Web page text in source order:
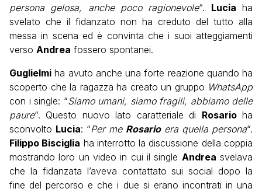
persona gelosa, anche poco ragionevole“. Lucia ha
svelato che il fidanzato non ha creduto del tutto alla
messa in scena ed è convinta che i suoi atteggiamenti
verso Andrea fossero spontanei.
Guglielmi ha avuto anche una forte reazione quando ha
scoperto che la ragazza ha creato un gruppo WhatsApp
con i single: “Siamo umani, siamo fragili, abbiamo delle
paure“. Questo nuovo lato caratteriale di Rosarioha
sconvolto Lucia: “Per me Rosarioera quella persona“.
Filippo Bisciglia ha interrotto la discussione della coppia
mostrando loro un video in cui il single Andrea svelava
che la fidanzata l’aveva contattato sui social dopo la
fine del percorso e che i due si erano incontrati in una